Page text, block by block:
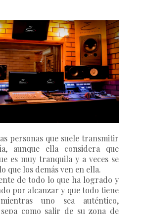
personas que suele transmitir
aunque ella considera que
es muy tranquila y a veces se
que los demás ven en ella.
de todo lo que ha logrado y
por alcanzar y que todo tiene
uno sea auténtico,
como salir de su zona de